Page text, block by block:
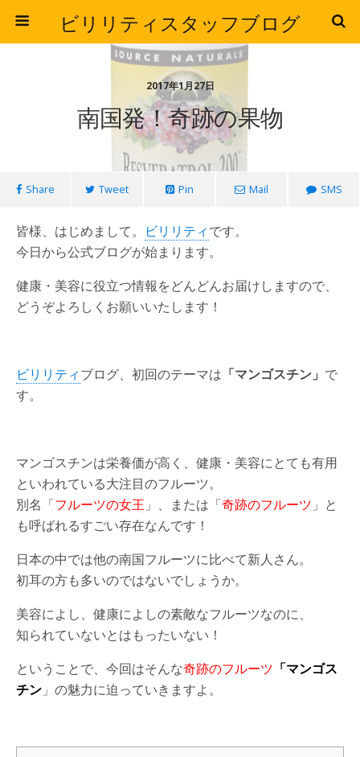
ビリリティスタッフブログ
2017年1月27日
南国発！奇跡の果物
Share Tweet Pin Mail SMS
皆様、はじめまして。 ビリリティです。
今日から公式ブログが始まります。
健康・美容に役立つ情報をどんどんお届けしますので、
どうぞよろしくお願いいたします！
ビリリティブログ、初回のテーマは 「マンゴスチン」 で
す。
マンゴスチンは栄養価が高く、健康・美容にとても有用
といわれている大注目のフルーツ。
別名「フルーツの女王 」、または「奇跡のフルーツ 」と
も呼ばれるすごい存在なんです！
日本の中では他の南国フルーツに比べて新人さん。
初耳の方も多いのではないでしょうか。
美容によし、健康によしの素敵なフルーツなのに、
知られていないとはもったいない！
ということで、今回はそんな奇跡のフルーツ 「マンゴス
チン 」の魅力に迫っていきますよ。